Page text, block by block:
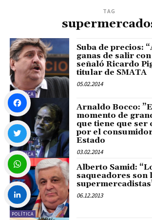
TAG
POLÍTICA
Suba de precios:
ganas de salir
señaló Ricardo
titular de SMATA
05.02.2014
POLÍTICA
Arnaldo Bocco:
momento de
que tiene que ser
por el
Estado
03.02.2014
POLÍTICA
Alberto Samid:
saqueadores son
06.12.2013
Facebook
Twitter
WhatsApp
LinkedIn